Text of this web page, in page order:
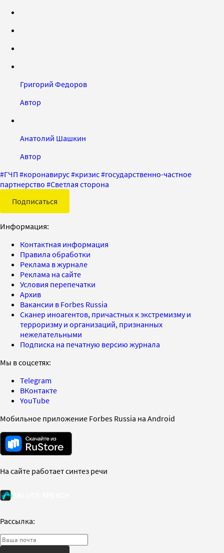
Григорий Федоров
Автор
Анатолий Шашкин
Автор
#ГЧП #коронавирус#кризис#государственно-частное
партнерство #Светлая сторона
Подписаться
Информация:
Контактная информация
Правила обработки
Реклама в журнале
Реклама на сайте
Условия перепечатки
Архив
Вакансии в Forbes Russia
Сканер иноагентов, причастных к экстремизму и
терроризму и организаций, признанных
нежелательными
Подписка на печатную версию журнала
Мы в соцсетях:
Telegram
ВКонтакте
YouTube
Мобильное приложение Forbes Russia на Android
На сайте работает синтез речи
Рассылка: